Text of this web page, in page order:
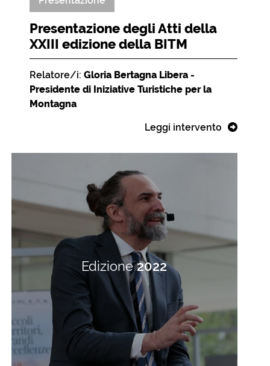
Presentazione degli Atti della
XXIII edizione della BITM
Relatore/i: Gloria Bertagna Libera -
Presidente di Iniziative Turistiche per la
Montagna
Leggi intervento
Edizione2022